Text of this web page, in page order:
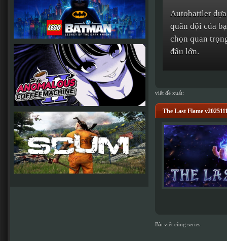
Autobattler
quân đội của
chọn quan
đấu lớn.
viết đề xuất:
The Last Flame
Bài viết cùng series: